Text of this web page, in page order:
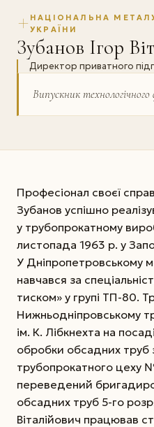
НАЦІОНАЛЬНА
УКРАЇНИ
Зубанов Ігор
Директор приватного
Випускник
Професіонал своєї
Зубанов успішно
у трубопрокатному
листопада 1963 р. у
У Дніпропетровському
навчався за
тиском» у групі ТП-80.
Нижньодніпровському
ім. К. Лібкнехта на
обробки обсадних труб
трубопрокатного цеху
переведений
обсадних труб 5-го
Віталійович працював